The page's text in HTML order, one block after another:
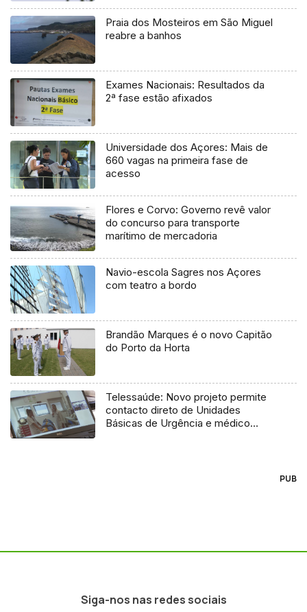
Praia dos Mosteiros em São Miguel
reabre a banhos
Exames Nacionais: Resultados da
2ª fase estão afixados
Universidade dos Açores: Mais de
660 vagas na primeira fase de
acesso
Flores e Corvo: Governo revê valor
do concurso para transporte
marítimo de mercadoria
Navio-escola Sagres nos Açores
com teatro a bordo
Brandão Marques é o novo Capitão
do Porto da Horta
Telessaúde: Novo projeto permite
contacto direto de Unidades
Básicas de Urgência e médico
PUB
Siga-nos nas redes sociais